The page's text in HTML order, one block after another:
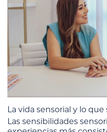
La vida sensorial y lo
Las sensibilidades